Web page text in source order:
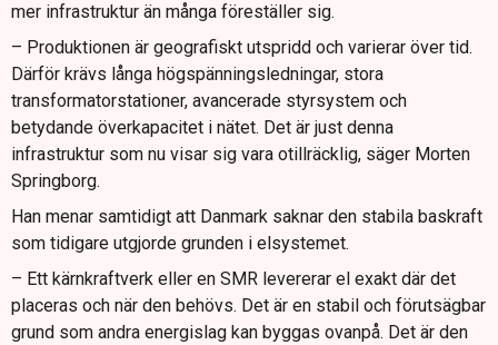
mer infrastruktur än många föreställer sig.
– Produktionen är geografiskt utspridd och varierar över tid.
Därför krävs långa högspänningsledningar, stora
transformatorstationer, avancerade styrsystem och
betydande överkapacitet i nätet. Det är just denna
infrastruktur som nu visar sig vara otillräcklig, säger Morten
Springborg.
Han menar samtidigt att Danmark saknar den stabila baskraft
som tidigare utgjorde grunden i elsystemet.
– Ett kärnkraftverk eller en SMR levererar el exakt där det
placeras och när den behövs. Det är en stabil och förutsägbar
grund som andra energislag kan byggas ovanpå. Det är den